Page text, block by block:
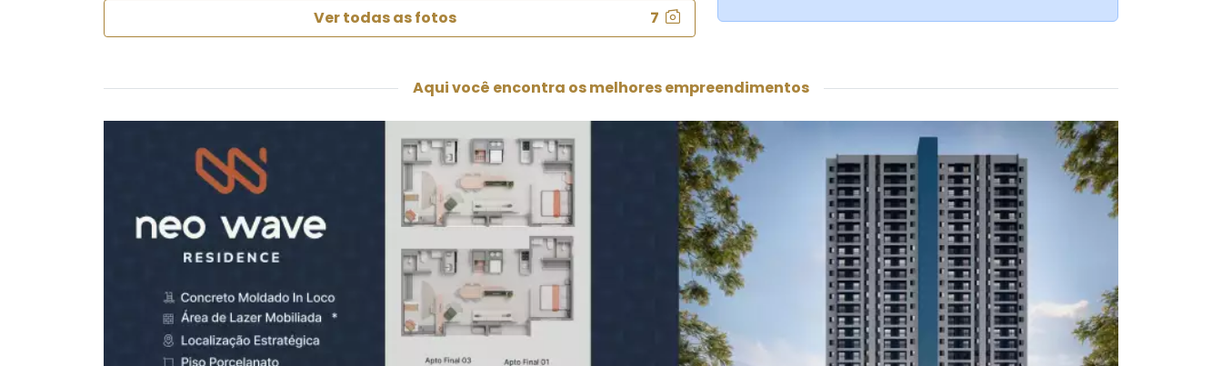
Ver todas as fotos 7
Aqui você encontra os melhores empreendimentos